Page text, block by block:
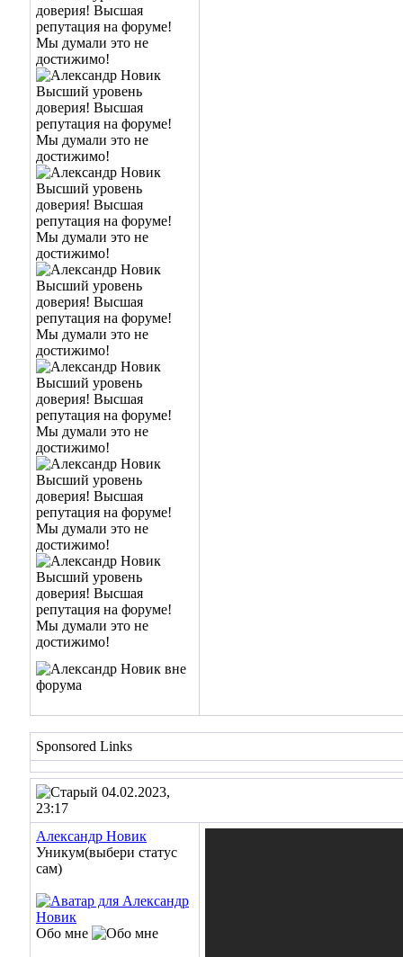
Sponsored Links
04.02.2023,
23:17
Александр Новик
Уникум(выбери статус
сам)
Обо мне